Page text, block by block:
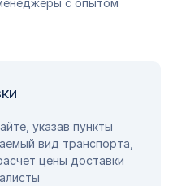
указав пункты
вид транспорта,
цены доставки